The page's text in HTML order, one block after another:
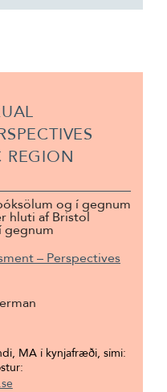
REGION
og í gegnum
hluti af Bristol
gegnum
– Perspectives
MA í kynjafræði, sími: